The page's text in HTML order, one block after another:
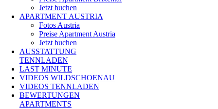
Jetzt buchen
APARTMENT AUSTRIA
Fotos Austria
Preise Apartment Austria
Jetzt buchen
AUSSTATTUNG
TENNLADEN
LAST MINUTE
VIDEOS WILDSCHOENAU
VIDEOS TENNLADEN
BEWERTUNGEN
APARTMENTS